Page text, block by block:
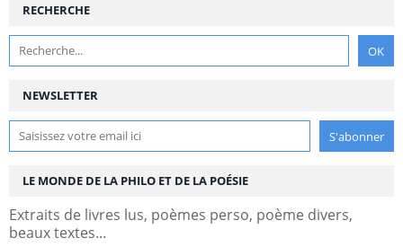
NEWSLETTER
RECHERCHE
LE MONDE DE LA PHILO ET DE LA POÉSIE
Extraits de livres lus, poèmes perso, poème divers,
beaux textes...